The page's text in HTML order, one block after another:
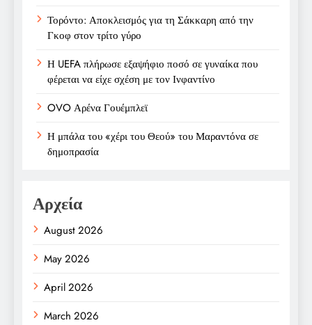
Τορόντο: Αποκλεισμός για τη Σάκκαρη από την
Γκοφ στον τρίτο γύρο
Η UEFA πλήρωσε εξαψήφιο ποσό σε γυναίκα που
φέρεται να είχε σχέση με τον Ινφαντίνο
OVO Αρένα Γουέμπλεϊ
Η μπάλα του «χέρι του Θεού» του Μαραντόνα σε
δημοπρασία
Αρχεία
August 2026
May 2026
April 2026
March 2026